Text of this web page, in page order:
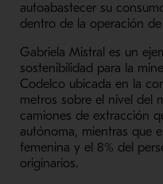
autoabastecer su
dentro de la operación
Gabriela Mistral es un
sostenibilidad para la
Codelco ubicada en la
metros sobre el nivel del
camiones de extracción
autónoma, mientras que
femenina y el 8% del
originarios.